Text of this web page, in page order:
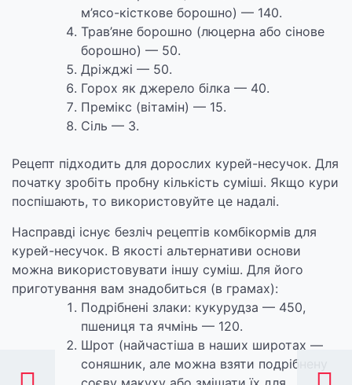
м’ясо-кісткове борошно) — 140.
Трав’яне борошно (люцерна або сінове
борошно) — 50.
Дріжджі — 50.
Горох як джерело білка — 40.
Премікс (вітамін) — 15.
Сіль — 3.
Рецепт підходить для дорослих курей-несучок. Для
початку зробіть пробну кількість суміші. Якщо кури
поспішають, то використовуйте це надалі.
Насправді існує безліч рецептів комбікормів для
курей-несучок. В якості альтернативи основи
можна використовувати іншу суміш. Для його
приготування вам знадобиться (в грамах):
Подрібнені злаки: кукурудза — 450,
пшениця та ячмінь — 120.
Шрот (найчастіша в наших широтах —
соняшник, але можна взяти подрібнену